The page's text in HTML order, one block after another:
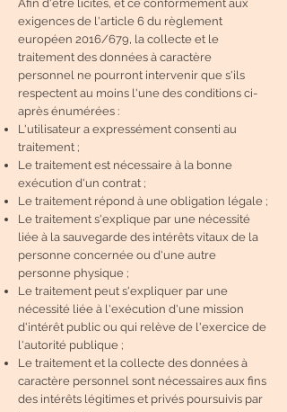
Afin d'être licites, et ce conformément aux
exigences de l'article 6 du règlement
européen 2016/679, la collecte et le
traitement des données à caractère
personnel ne pourront intervenir que s'ils
respectent au moins l'une des conditions ci-
après énumérées :
L'utilisateur a expressément consenti au
traitement ;
Le traitement est nécessaire à la bonne
exécution d'un contrat ;
Le traitement répond à une obligation légale ;
Le traitement s'explique par une nécessité
liée à la sauvegarde des intérêts vitaux de la
personne concernée ou d'une autre
personne physique ;
Le traitement peut s'expliquer par une
nécessité liée à l'exécution d'une mission
d'intérêt public ou qui relève de l'exercice de
l'autorité publique ;
Le traitement et la collecte des données à
caractère personnel sont nécessaires aux fins
des intérêts légitimes et privés poursuivis par